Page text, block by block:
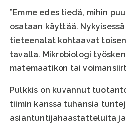
”Emme edes tiedä, mihin
osataan käyttää.
tieteenalat kohtaavat
tavalla. Mikrobiologi
matemaatikon tai
Pulkkis on kuvannut
tiimin kanssa tuhansia
asiantuntijahaastatteluita